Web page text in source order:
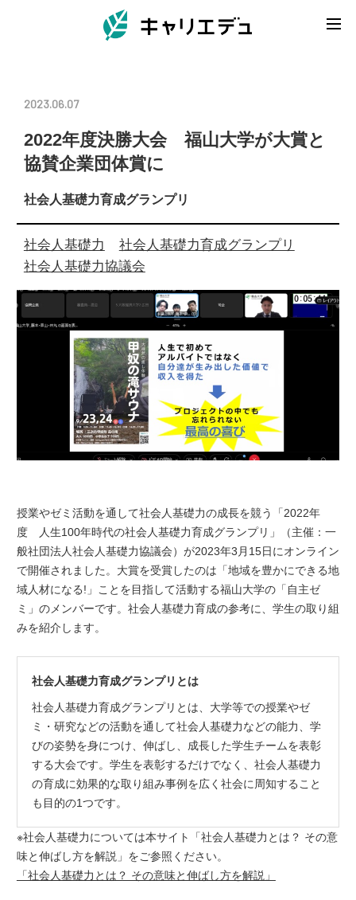
2023.06.07
2022年度決勝大会 福山大学が大賞と
協賛企業団体賞に
社会人基礎力育成グランプリ
社会人基礎力
社会人基礎力育成グランプリ
社会人基礎力協議会
授業やゼミ活動を通して社会人基礎力の成長を競う「2022年
度 人生100年時代の社会人基礎力育成グランプリ」（主催：一
般社団法人社会人基礎力協議会）が2023年3月15日にオンライン
で開催されました。大賞を受賞したのは「地域を豊かにできる地
域人材になる!」ことを目指して活動する福山大学の「自主ゼ
ミ」のメンバーです。社会人基礎力育成の参考に、学生の取り組
みを紹介します。
社会人基礎力育成グランプリとは
社会人基礎力育成グランプリとは、大学等での授業やゼ
ミ・研究などの活動を通して社会人基礎力などの能力、学
びの姿勢を身につけ、伸ばし、成長した学生チームを表彰
する大会です。学生を表彰するだけでなく、社会人基礎力
の育成に効果的な取り組み事例を広く社会に周知すること
も目的の1つです。
※社会人基礎力については本サイト「社会人基礎力とは？ その意
味と伸ばし方を解説」をご参照ください。
「社会人基礎力とは？ その意味と伸ばし方を解説」